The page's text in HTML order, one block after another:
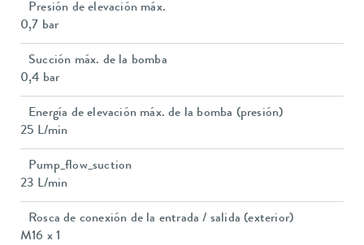
Presión de elevación máx.
0,7 bar
Succión máx. de la bomba
0,4 bar
Energía de elevación máx. de la bomba (presión)
25 L/min
Pump_flow_suction
23 L/min
Rosca de conexión de la entrada / salida (exterior)
M16 x 1